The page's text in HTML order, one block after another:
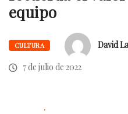
equipo
CULTURA
David
7 de julio de 2022
.